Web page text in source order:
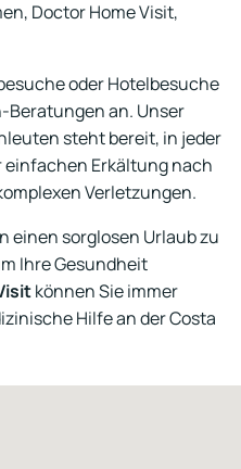
Doctor Home Visit,
oder Hotelbesuche
Beratungen an. Unser
steht bereit, in jeder
Erkältung nach
Verletzungen.
einen sorglosen Urlaub zu
Ihre Gesundheit
können Sie immer
Hilfe an der Costa